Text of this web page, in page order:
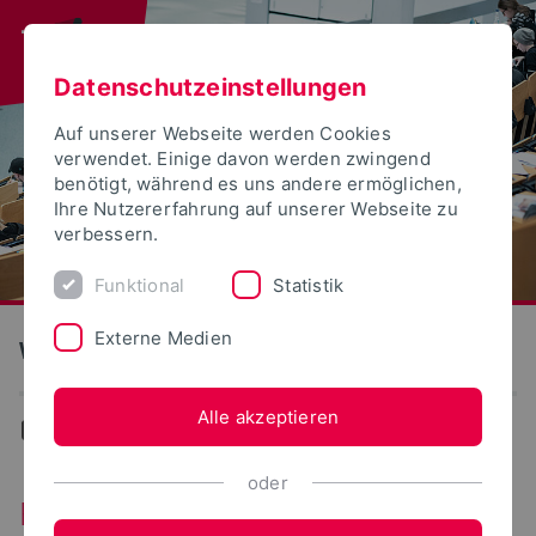
Wirtschaftswissenschaften
Wirtschaftswissenschaften
Fachbereich für
Datenschutzeinstellungen
Auf unserer Webseite werden Cookies
verwendet. Einige davon werden zwingend
benötigt, während es uns andere ermöglichen,
Ihre Nutzererfahrung auf unserer Webseite zu
verbessern.
Funktional Statistik
Externe Medien
Alle akzeptieren
oder